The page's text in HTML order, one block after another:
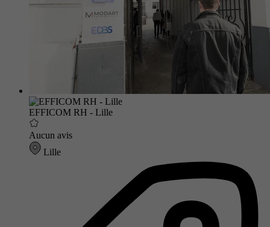
EFFICOM RH - Lille
Aucun avis
Lille